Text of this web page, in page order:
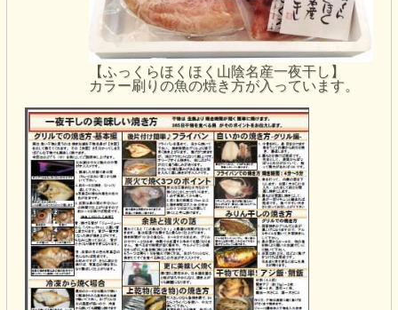
【ふっくらほくほく山陰名産一夜干し】
カラー刷りの魚の焼き方が入っています。